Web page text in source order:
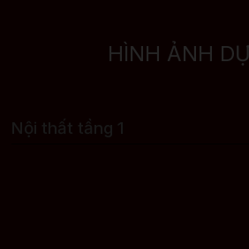
HÌNH ẢNH
Nội thất tầng 1